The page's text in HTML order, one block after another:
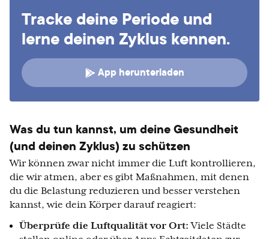
Tracke deine Periode und
lerne deinen Zyklus kennen.
App herunterladen
Was du tun kannst, um deine Gesundheit
(und deinen Zyklus) zu schützen
Wir können zwar nicht immer die Luft kontrollieren,
die wir atmen, aber es gibt Maßnahmen, mit denen
du die Belastung reduzieren und besser verstehen
kannst, wie dein Körper darauf reagiert:
Überprüfe die Luftqualität vor Ort:Viele Städte